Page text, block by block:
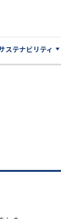
ステナビリティ